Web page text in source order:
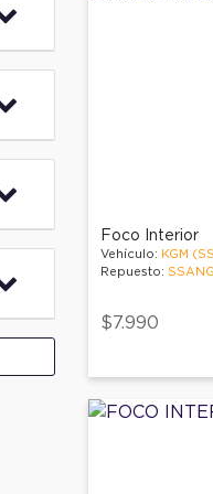
Foco Interior
Vehículo: KGM
Repuesto:
$7.990